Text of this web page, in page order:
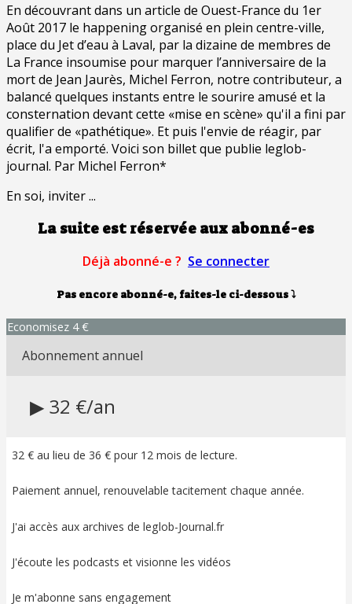
En découvrant dans un article de Ouest-France du 1er
Août 2017 le happening organisé en plein centre-ville,
place du Jet d’eau à Laval, par la dizaine de membres de
La France insoumise pour marquer l’anniversaire de la
mort de Jean Jaurès, Michel Ferron, notre contributeur, a
balancé quelques instants entre le sourire amusé et la
consternation devant cette «mise en scène» qu'il a fini par
qualifier de «pathétique». Et puis l'envie de réagir, par
écrit, l'a emporté. Voici son billet que publie leglob-
journal. Par Michel Ferron*
En soi, inviter ...
La suite est réservée aux abonné-es
Déjà abonné-e ? Se connecter
Pas encore abonné-e, faites-le ci-dessous⤵
Economisez 4 €
Abonnement annuel
▶ 32 €/an
32 € au lieu de 36 € pour 12 mois de lecture.
Paiement annuel, renouvelable tacitement chaque année.
J'ai accès aux archives de leglob-Journal.fr
J'écoute les podcasts et visionne les vidéos
Je m'abonne sans engagement